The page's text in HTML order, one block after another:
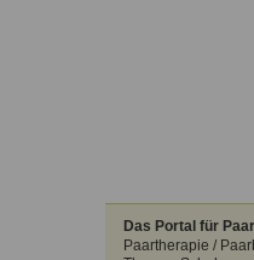
Das Portal für
Paartherapie /